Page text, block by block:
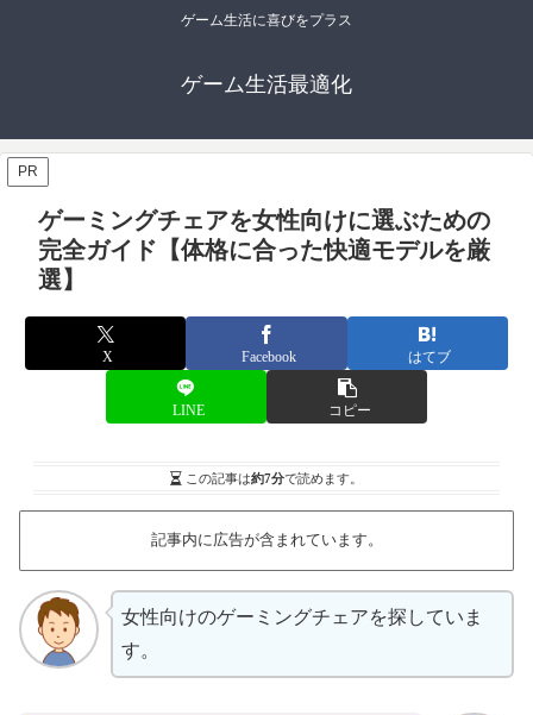
ゲーム生活に喜びをプラス
ゲーム生活最適化
PR
ゲーミングチェアを女性向けに選ぶための
完全ガイド【体格に合った快適モデルを厳
選】
X Facebook はてブ
LINE コピー
この記事は約7分で読めます。
記事内に広告が含まれています。
女性向けのゲーミングチェアを探していま
す。